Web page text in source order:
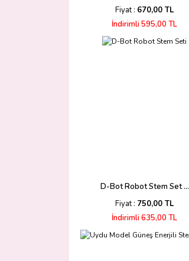
Fiyat : 670,00 TL
İndirimli 595,00 TL
D-Bot Robot Stem Set ...
Fiyat : 750,00 TL
İndirimli 635,00 TL